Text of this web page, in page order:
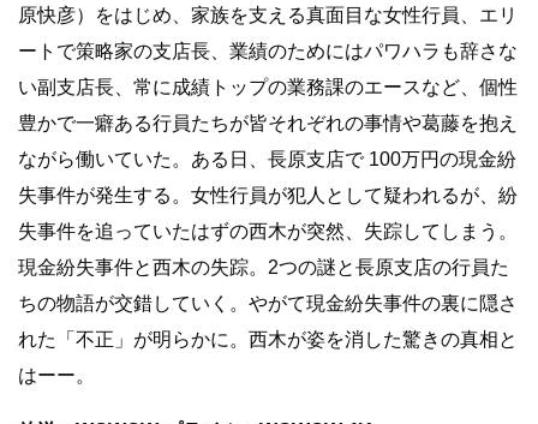
原快彦）をはじめ、家族を支える真面目な女性行員、エリ
ートで策略家の支店長、業績のためにはパワハラも辞さな
い副支店長、常に成績トップの業務課のエースなど、個性
豊かで一癖ある行員たちが皆それぞれの事情や葛藤を抱え
ながら働いていた。ある日、長原支店で 100万円の現金紛
失事件が発生する。女性行員が犯人として疑われるが、紛
失事件を追っていたはずの西木が突然、失踪してしまう。
現金紛失事件と西木の失踪。2つの謎と長原支店の行員た
ちの物語が交錯していく。やがて現金紛失事件の裏に隠さ
れた「不正」が明らかに。西木が姿を消した驚きの真相と
はーー。